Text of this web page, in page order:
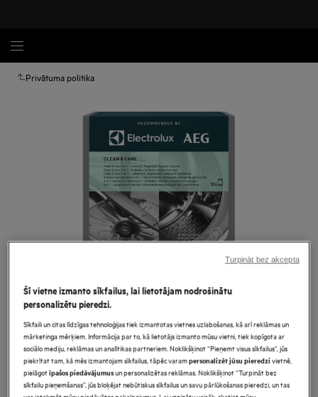
Privātuma politika
M2GCP121
„Clean&Care“ tīrīšanas līdzeklis - 3
vienā (12 gab.)
Priekšrocības
Šī vietne izmanto sīkfailus, lai lietotājam nodrošinātu
personalizētu pieredzi.
Sīkfaili un citas līdzīgas tehnoloģijas tiek izmantotas vietnes uzlabošanas, kā arī reklāmas un
mārketinga mērķiem. Informācija par to, kā lietotājs izmanto mūsu vietni, tiek kopīgota ar
sociālo mediju, reklāmas un analītikas partneriem. Noklikšķinot “Pieņemt visus sīkfailus”, jūs
piekrītat tam, kā mēs izmantojam sīkfailus, tāpēc varampersonalizēt jūsu pieredzivietnē,
pielāgotīpašos piedāvājumusun personalizētas reklāmas. Noklikšķinot “Turpināt bez
sīkfailu pieņemšanas”, jūs bloķējat nebūtiskus sīkfailus un savu pārlūkošanas pieredzi, un tas
Turpināt bez akcepta